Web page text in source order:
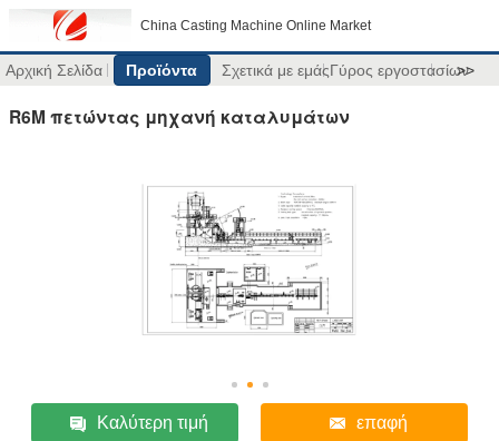
China Casting Machine Online Market
Αρχική Σελίδα Προϊόντα Σχετικά με εμάςΓύρος εργοστασίων
>>
R6M πετώντας μηχανή καταλυμάτων
Καλύτερη τιμή επαφή